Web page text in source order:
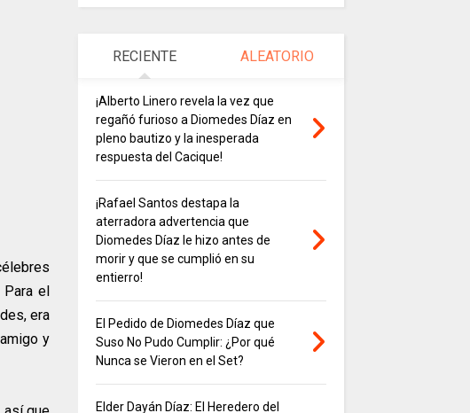
Para el
era
y
RECIENTE ALEATORIO
¡Alberto Linero revela la vez que
regañó furioso a Diomedes Díaz en
pleno bautizo y la inesperada
respuesta del Cacique!
¡Rafael Santos destapa la
aterradora advertencia que
Diomedes Díaz le hizo antes de
morir y que se cumplió en su
entierro!
El Pedido de Diomedes Díaz que
Suso No Pudo Cumplir: ¿Por qué
Nunca se Vieron en el Set?
Elder Dayán Díaz: El Heredero del